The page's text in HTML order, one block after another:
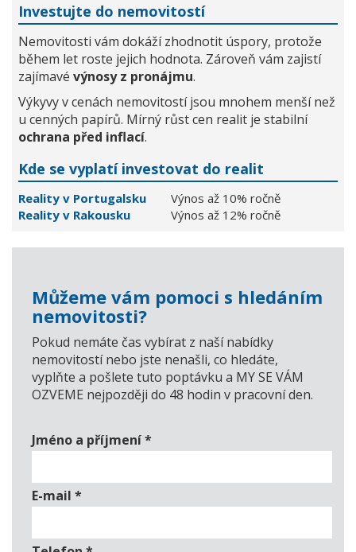
Investujte do nemovitostí
Nemovitosti vám dokáží zhodnotit úspory, protože
během let roste jejich hodnota. Zároveň vám zajistí
zajímavé výnosy z pronájmu.
Výkyvy v cenách nemovitostí jsou mnohem menší než
u cenných papírů. Mírný růst cen realit je stabilní
ochrana před inflací.
Kde se vyplatí investovat do realit
Reality v Portugalsku
Výnos až 10% ročně
Reality v Rakousku
Výnos až 12% ročně
Můžeme vám pomoci s hledáním
nemovitosti?
Pokud nemáte čas vybírat z naší nabídky
nemovitostí nebo jste nenašli, co hledáte,
vyplňte a pošlete tuto poptávku a MY SE VÁM
OZVEME nejpozději do 48 hodin v pracovní den.
Jméno a příjmení*
E-mail *